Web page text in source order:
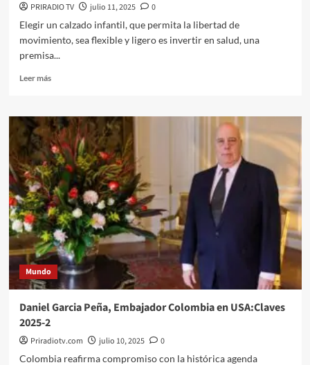
PRIRADIO TV julio 11, 2025
0
Elegir un calzado infantil, que permita la libertad de
movimiento, sea flexible y ligero es invertir en salud, una
premisa...
Leer másLeer
Brasil
marca
tendencia
en
calzado
infantil
con
diseño,
tecnología
y
sostenibilidad
Mundo
Daniel Garcia Peña, Embajador Colombia en USA:Claves
2025-2
Priradiotv.com julio 10, 2025
0
Colombia reafirma compromiso con la histórica agenda